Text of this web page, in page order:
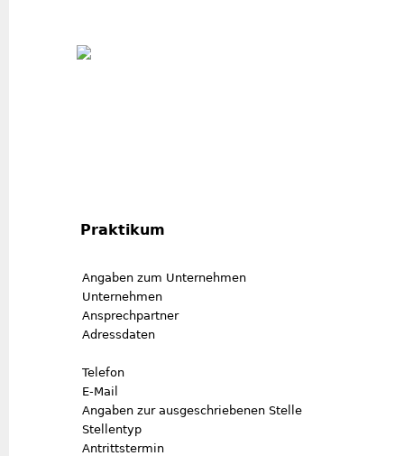
Praktikum
Angaben zum Unternehmen
Unternehmen
Ansprechpartner
Adressdaten
Telefon
E-Mail
Angaben zur ausgeschriebenen Stelle
Stellentyp
Antrittstermin